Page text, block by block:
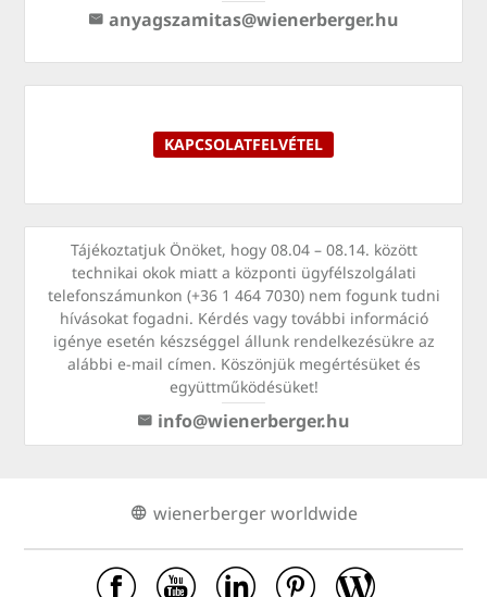
anyagszamitas@wienerberger.hu
KAPCSOLATFELVÉTEL
Tájékoztatjuk Önöket, hogy 08.04 – 08.14. között
technikai okok miatt a központi ügyfélszolgálati
telefonszámunkon (+36 1 464 7030) nem fogunk tudni
hívásokat fogadni. Kérdés vagy további információ
igénye esetén készséggel állunk rendelkezésükre az
alábbi e-mail címen. Köszönjük megértésüket és
együttműködésüket!
info@wienerberger.hu
wienerberger worldwide